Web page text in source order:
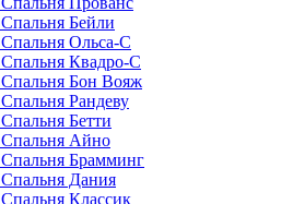
Спальня Бейли
Спальня Ольса-С
Спальня Квадро-С
Спальня Бон Вояж
Спальня Рандеву
Спальня Бетти
Спальня Айно
Спальня Брамминг
Спальня Дания
Спальня Классик